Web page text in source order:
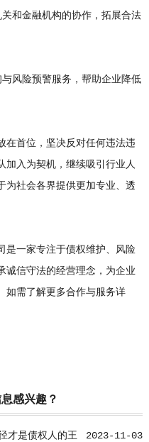
和金融机构的协作，拓展合法
风险预警服务，帮助企业降低
首位，坚决反对任何违法违
加入为契机，继续吸引行业人
为社会各界提供更加专业、透
一家专注于债权维护、风险
诚信守法的经营理念，为企业
如需了解更多合作与服务详
感兴趣？
2023-11-03
才是债权人的王